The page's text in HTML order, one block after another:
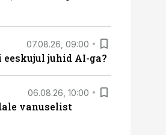
07.08.26, 09:00
eeskujul juhid AI-ga?
06.08.26, 10:00
vanuselist